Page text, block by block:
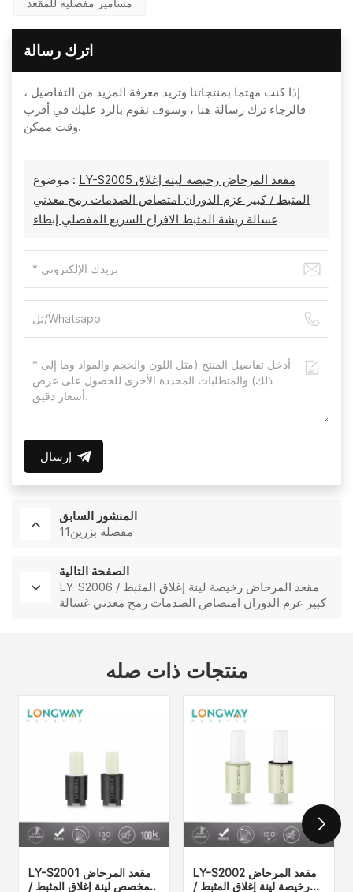
مسامير مفصلية للمقعد
اترك رسالة
إذا كنت مهتما بمنتجاتنا وتريد معرفة المزيد من التفاصيل ،
فالرجاء ترك رسالة هنا ، وسوف نقوم بالرد عليك في أقرب
وقت ممكن.
موضوع : LY-S2005 مقعد المرحاض رخيصة لينة إغلاق
المثبط / كبير عزم الدوران امتصاص الصدمات رمح معدني
غسالة ريشة المثبط الافراج السريع المفصلي إبطاء
إرسال
المنشور السابق
مفصلة بزرين11
الصفحة التالية
LY-S2006 مقعد المرحاض رخيصة لينة إغلاق المثبط /
كبير عزم الدوران امتصاص الصدمات رمح معدني غسالة
منتجات ذات صله
LY-S2001 مقعد المرحاض
المخصص لينة إغلاق المثبط /
LY-S2002 مقعد المرحاض
رخيصة لينة إغلاق المثبط /